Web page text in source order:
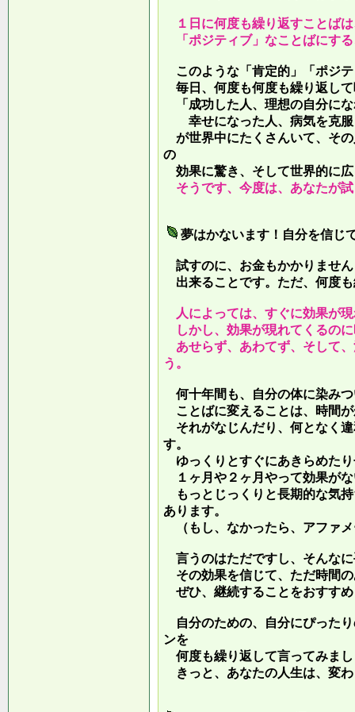
１日に何度も繰り返すことば
「ポジティブ」なことばにす
このような「肯定的」「ポジ
毎日、何度も何度も繰り返し
「成功した人、理想の自分に
幸せになった人、病気を克服
が世界中にたくさんいて、そ
の
効果に驚き、そして世界的に
そうです、今度は、あなたが
夢はかないます！自分を信じ
試すのに、お金もかかりませ
出来ることです。ただ、何度
人によっては、すぐに効果が
しかし、効果が現れてくるの
あせらず、あわてず、そして
う。
何十年間も、自分の体に染み
ことばに変えることは、時間
それがなじんだり、何となく
す。
ゆっくりとすぐにあきらめた
１ヶ月や２ヶ月やって効果が
もっとじっくりと長期的な気
あります。
（もし、なかったら、アファ
言うのはただですし、そんな
その効果を信じて、ただ時間
ぜひ、継続することをおすす
自分のための、自分にぴった
ンを
何度も繰り返して言ってみま
きっと、あなたの人生は、変